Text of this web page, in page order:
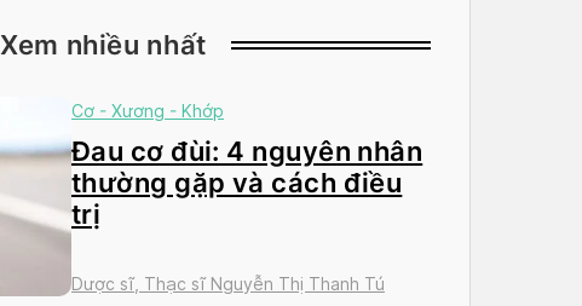
Xem nhiều nhất
Cơ - Xương - Khớp
Đau cơ đùi: 4 nguyên nhân
thường gặp và cách điều
trị
Dược sĩ, Thạc sĩ Nguyễn Thị Thanh Tú